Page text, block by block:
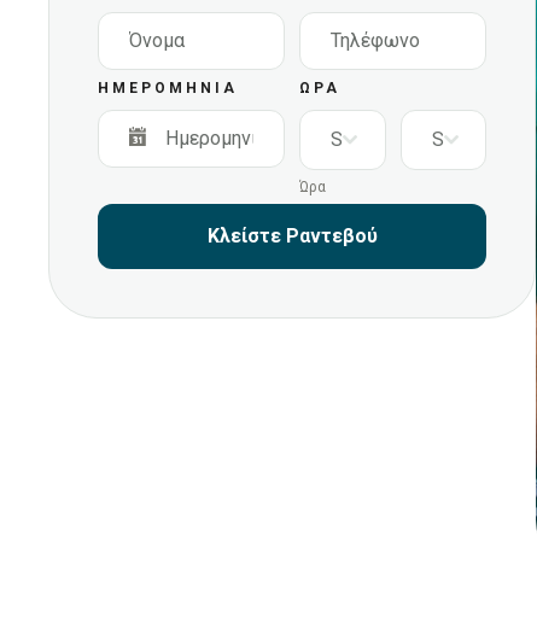
ΗΜΕΡΟΜΗΝΊΑ ΩΡΑ
Select Select
Ώρα
Κλείστε Ραντεβού